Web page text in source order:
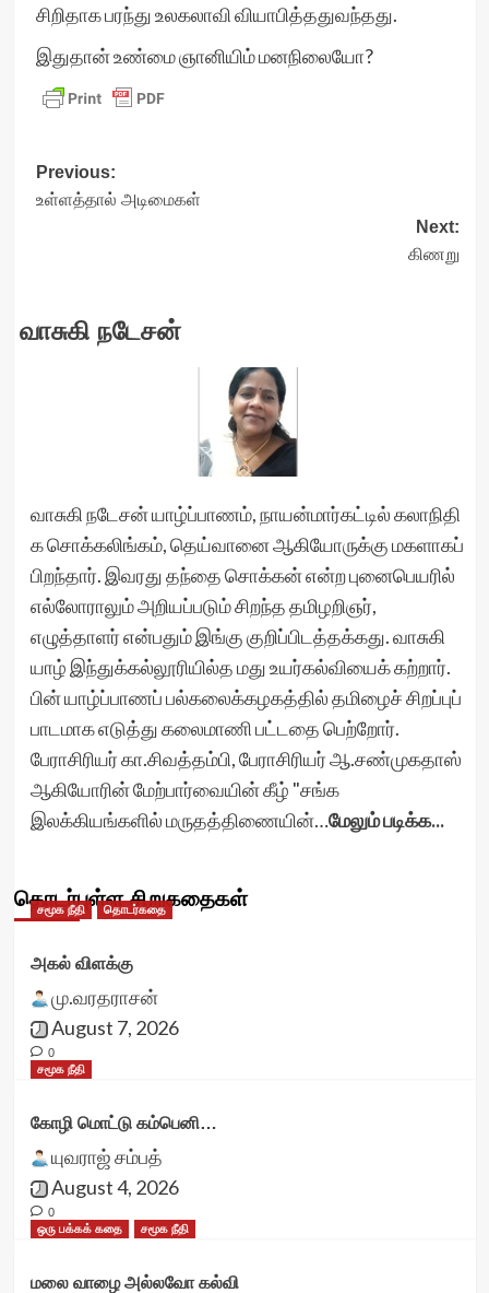
சிறிதாக பரந்து உலகலாவி வியாபித்ததுவந்தது.
இதுதான் உண்மை ஞானியிம் மனநிலையோ?
Post
navigation
Previous:
உள்ளத்தால் அடிமைகள்
Next:
கிணறு
வாசுகி நடேசன்
வாசுகி நடேசன் யாழ்ப்பாணம், நாயன்மார்கட்டில் கலாநிதி
க சொக்கலிங்கம், தெய்வானை ஆகியோருக்கு மகளாகப்
பிறந்தார். இவரது தந்தை சொக்கன் என்ற புனைபெயரில்
எல்லோராலும் அறியப்படும் சிறந்த தமிழறிஞர்,
எழுத்தாளர் என்பதும் இங்கு குறிப்பிடத்தக்கது. வாசுகி
யாழ் இந்துக்கல்லூரியில்த மது உயர்கல்வியைக் கற்றார்.
பின் யாழ்ப்பாணப் பல்கலைக்கழகத்தில் தமிழைச் சிறப்புப்
பாடமாக எடுத்து கலைமாணி பட்டதை பெற்றோர்.
பேராசிரியர் கா.சிவத்தம்பி, பேராசிரியர் ஆ.சண்முகதாஸ்
ஆகியோரின் மேற்பார்வையின் கீழ் "சங்க
இலக்கியங்களில் மருதத்திணையின்…மேலும் படிக்க...
தொடர்புள்ள சிறுகதைகள்
சமூக நீதி தொடர்கதை
அகல் விளக்கு
மு.வரதராசன்
August 7, 2026
0
சமூக நீதி
கோழி மொட்டு கம்பெனி…
யுவராஜ் சம்பத்
August 4, 2026
0
ஒரு பக்கக் கதை
சமூக நீதி
மலை வாழை அல்லவோ கல்வி